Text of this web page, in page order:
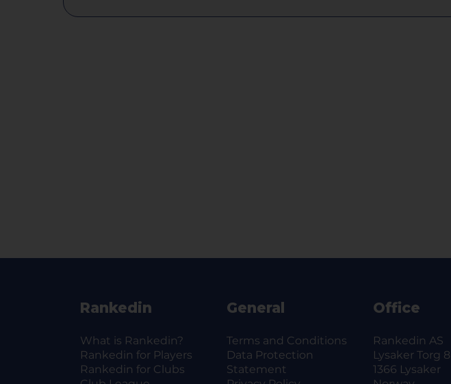
Mõlemal mängijal peab olemaRankedin.comkasutaja.
Rankedin
What is Rankedin?
Rankedin for Players
Rankedin for Clubs
General
Terms and Conditions
Data Protection
Statement
Office
Rankedin AS
Lysaker Torg 8
1366 Lysaker